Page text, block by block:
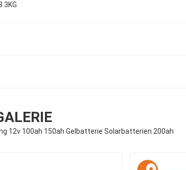
12v 100ah 150ah Gelbatterie Solarbatterien 200ah